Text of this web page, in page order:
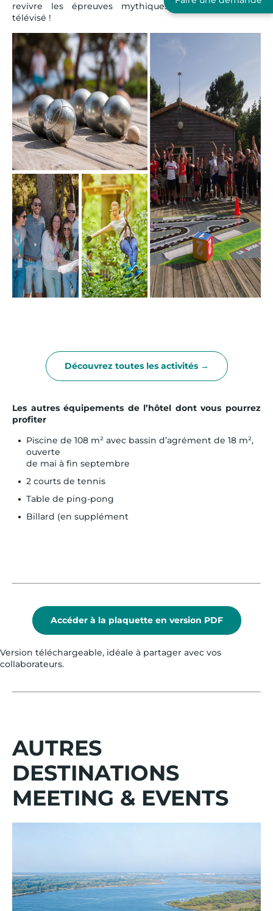
revivre les épreuves mythiques d’un célèbre jeu
télévisé !
Découvrez toutes les activités →
Les autres équipements de l’hôtel dont vous pourrez
profiter
Piscine de 108 m² avec bassin d’agrément de 18 m²,
ouverte
de mai à fin septembre
2 courts de tennis
Table de ping-pong
Billard (en supplément
Accéder à la plaquette en version PDF
Version téléchargeable, idéale à partager avec vos
collaborateurs.
AUTRES
DESTINATIONS
MEETING & EVENTS